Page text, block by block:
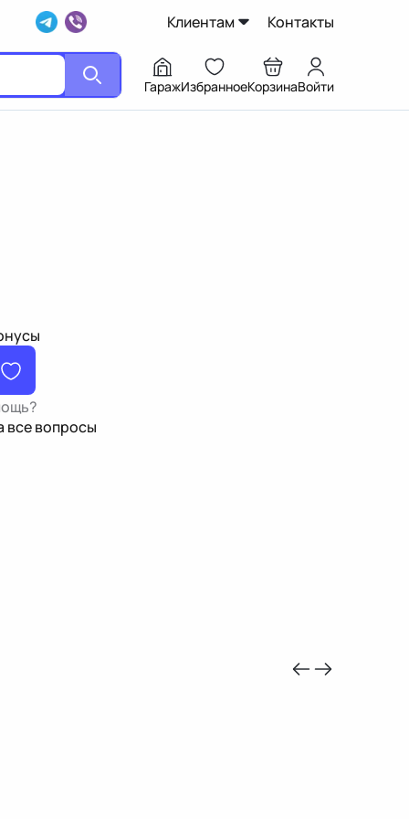
Клиентам Контакты
ГаражИзбранноеКорзинаВойти
все вопросы